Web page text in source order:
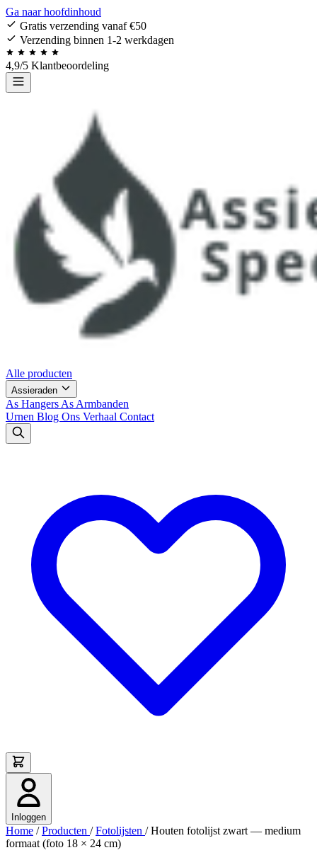
Ga naar hoofdinhoud
Gratis verzending vanaf €50
Verzending binnen 1-2 werkdagen
4,9/5 Klantbeoordeling
Alle producten
Assieraden
As Hangers As Armbanden
Urnen Blog Ons Verhaal Contact
Inloggen
Home / Producten / Fotolijsten / Houten fotolijst zwart — medium
formaat (foto 18 × 24 cm)